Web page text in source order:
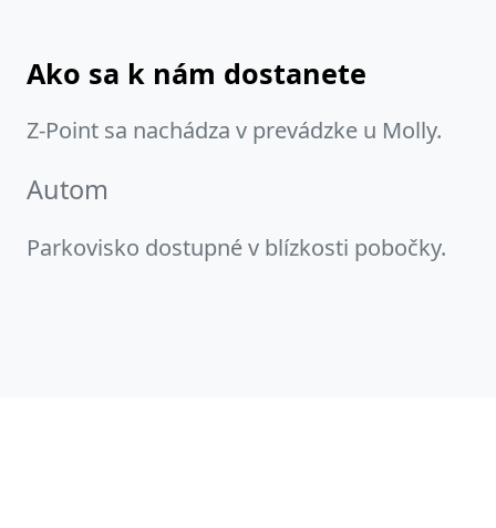
Ako sa k nám dostanete
Z-Point sa nachádza v prevádzke u Molly.
Autom
Parkovisko dostupné v blízkosti pobočky.